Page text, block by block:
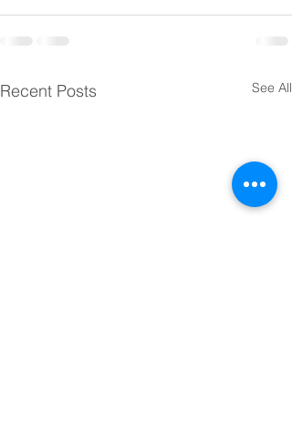
Recent Posts See All